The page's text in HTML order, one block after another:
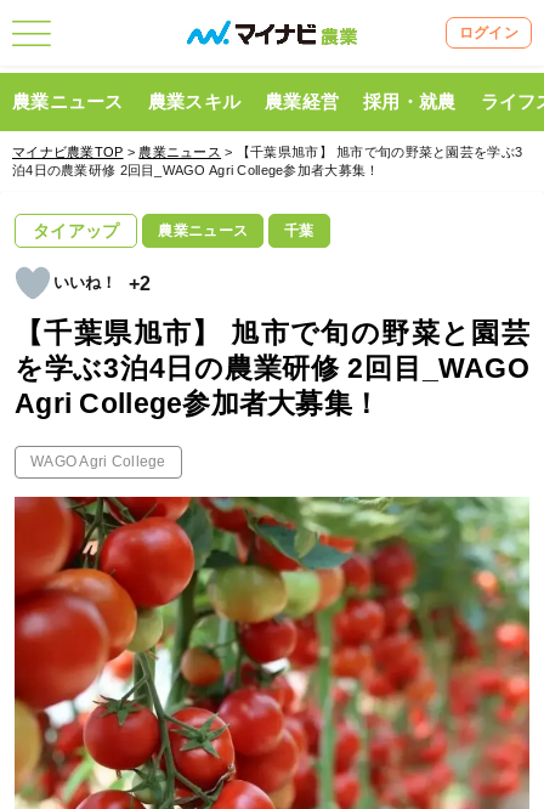
ログイン
農業ニュース 農業スキル 農業経営 採用・就農 ライフ
マイナビ農業TOP > 農業ニュース > 【千葉県旭市】 旭市で旬の野菜と園芸を学ぶ3
泊4日の農業研修 2回目_WAGO Agri College参加者大募集！
タイアップ 農業ニュース 千葉
+2
【千葉県旭市】 旭市で旬の野菜と園芸
を学ぶ3泊4日の農業研修 2回目_WAGO
Agri College参加者大募集！
WAGO Agri College